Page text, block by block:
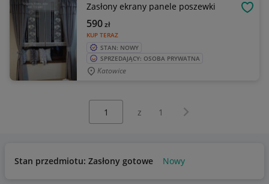
Zasłony ekrany panele poszewki
KUP TERAZ
590zł
STAN: NOWY
SPRZEDAJĄCY: OSOBA PRYWATNA
Katowice
z 1 Następna strona
Stan przedmiotu: Zasłony gotowe Nowy